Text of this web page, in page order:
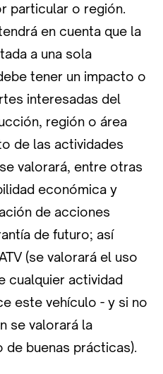
particular o región.
en cuenta que la
a una sola
tener un impacto o
interesadas del
región o área
de las actividades
valorará, entre otras
económica y
de acciones
de futuro; así
(se valorará el uso
cualquier actividad
este vehículo - y si no
se valorará la
buenas prácticas).